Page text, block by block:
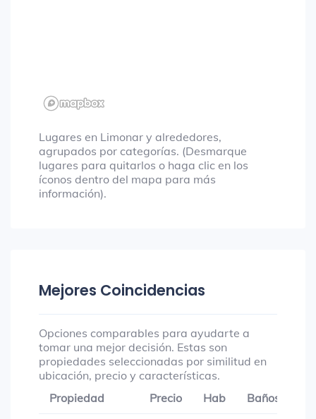
Lugares en Limonar y alrededores,
agrupados por categorías. (Desmarque
lugares para quitarlos o haga clic en los
íconos dentro del mapa para más
información).
Mejores Coincidencias
Opciones comparables para ayudarte a
tomar una mejor decisión. Estas son
propiedades seleccionadas por similitud en
ubicación, precio y características.
Propiedad
Precio Hab Baños